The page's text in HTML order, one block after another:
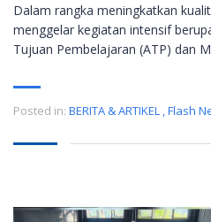
Dalam rangka meningkatkan
menggelar kegiatan intensif
Tujuan Pembelajaran (ATP) dan
Posted in: BERITA & ARTIKEL ,Flash